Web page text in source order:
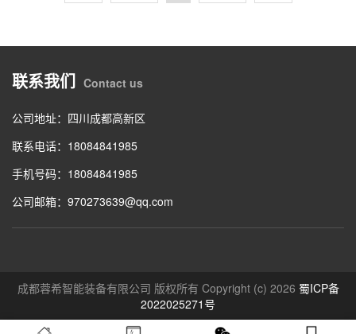
联系我们 Contact us
公司地址：四川成都高新区
联系电话：18084841985
手机号码：18084841985
公司邮箱：970273639@qq.com
成都蓉希智能装备有限公司 版权所有 Copyright (c) 2026 蜀ICP备
2022025271号